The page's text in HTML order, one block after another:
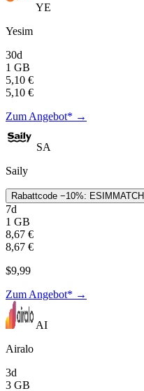
YE
Yesim
30d
1 GB
5,10 €
5,10 €
Zum Angebot* →
SA
Saily
Rabattcode −10%: ESIMMATCH
7d
1 GB
8,67 €
8,67 €
$9,99
Zum Angebot* →
AI
Airalo
3d
3 GB